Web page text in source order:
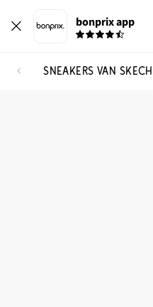
bonprix app
SNEAKERS VAN